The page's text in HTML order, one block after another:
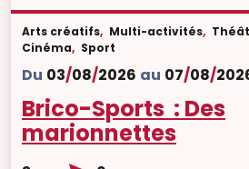
Arts créatifs, Multi-activités,
Cinéma, Sport
Du 03/08/2026 au 07/08/
Brico-Sports : Des
marionnettes